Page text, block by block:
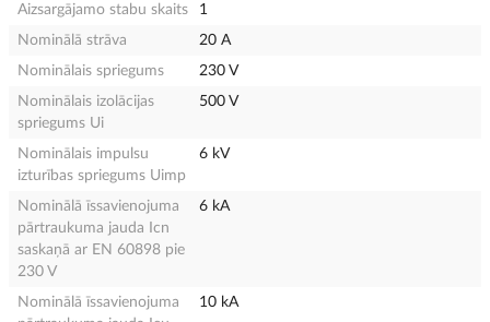
Aizsargājamo stabu skaits
1
Nominālā strāva
20 A
Nominālais spriegums
230 V
Nominālais izolācijas
spriegums Ui
500 V
Nominālais impulsu
izturības spriegums Uimp
6 kV
Nominālā īssavienojuma
pārtraukuma jauda Icn
saskaņā ar EN 60898 pie
230 V
6 kA
Nominālā īssavienojuma
10 kA